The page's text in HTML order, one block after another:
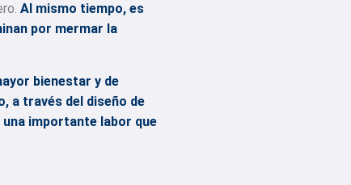
Al mismo tiempo, es
por mermar la
bienestar y de
a través del diseño de
importante labor que